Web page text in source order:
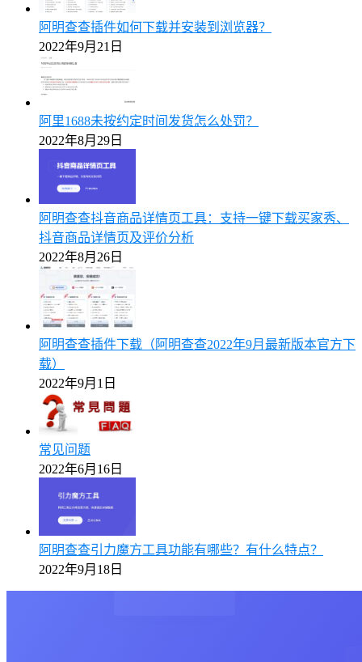
阿明查查插件如何下载并安装到浏览器？
2022年9月21日
阿里1688未按约定时间发货怎么处罚？
2022年8月29日
阿明查查抖音商品详情页工具：支持一键下载买家秀、
抖音商品详情页及评价分析
2022年8月26日
阿明查查插件下载（阿明查查2022年9月最新版本官方下
载）
2022年9月1日
常见问题
2022年6月16日
阿明查查引力魔方工具功能有哪些？有什么特点？
2022年9月18日